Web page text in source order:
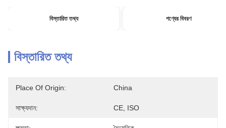
বিস্তারিত তথ্য পণ্যের বিবরণ
বিস্তারিত তথ্য
Place Of Origin: China
সাক্ষ্যদান: CE, ISO